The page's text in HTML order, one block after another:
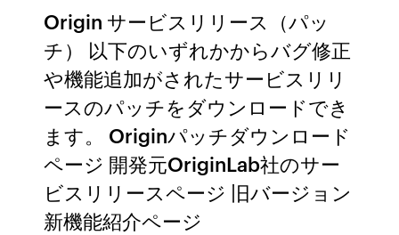
Origin サービスリリース（パッ
チ） 以下のいずれかからバグ修正
や機能追加がされたサービスリリ
ースのパッチをダウンロードでき
ます。 Originパッチダウンロード
ページ 開発元OriginLab社のサー
ビスリリースページ 旧バージョン
新機能紹介ページ